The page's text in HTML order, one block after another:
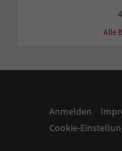
Alle
Anmelden
Cookie-